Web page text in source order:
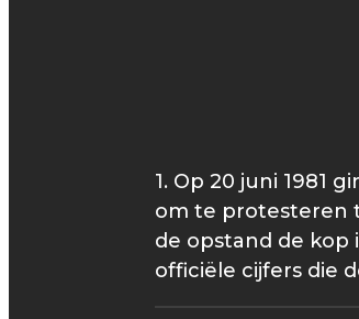
1. Op 20 juni 1981
om te protesteren
de opstand de kop
officiële cijfers die